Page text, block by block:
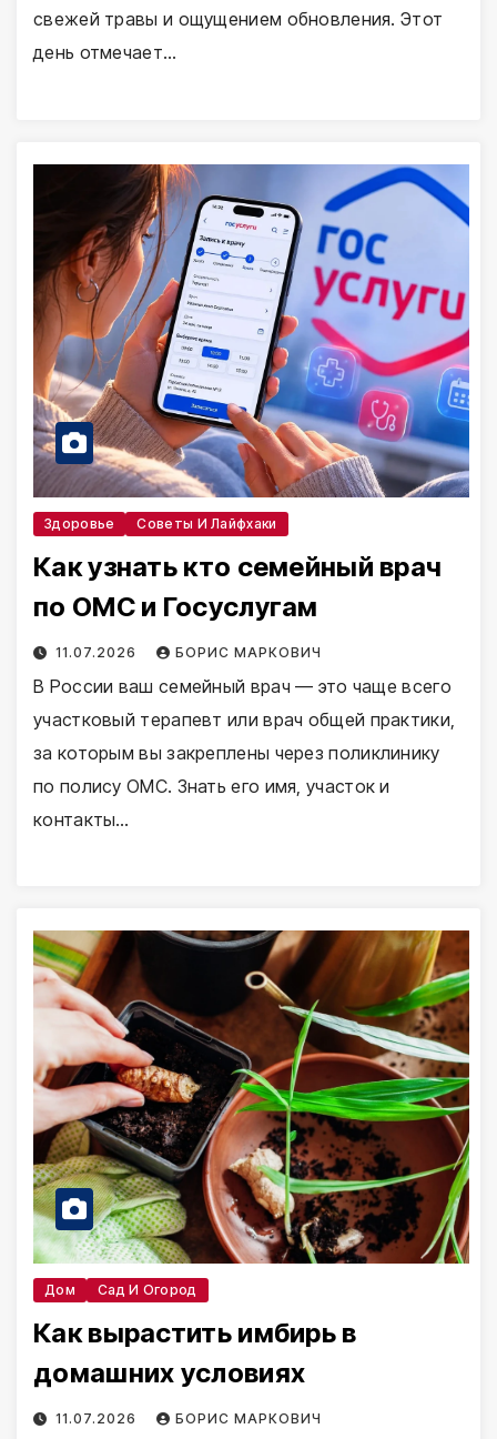
свежей травы и ощущением обновления. Этот
день отмечает…
Здоровье Советы И Лайфхаки
Как узнать кто семейный врач
по ОМС и Госуслугам
11.07.2026 БОРИС МАРКОВИЧ
В России ваш семейный врач — это чаще всего
участковый терапевт или врач общей практики,
за которым вы закреплены через поликлинику
по полису ОМС. Знать его имя, участок и
контакты…
Дом Сад И Огород
Как вырастить имбирь в
домашних условиях
11.07.2026 БОРИС МАРКОВИЧ